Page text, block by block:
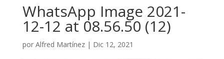
WhatsApp Image 2021-
12-12 at 08.56.50 (12)
por Alfred Martínez| Dic 12, 2021